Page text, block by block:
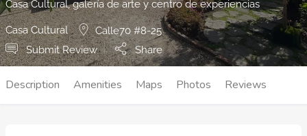
Casa Cultural, galería de arte y centro de experiencias
Casa Cultural
Calle70 #8-25
Submit Review
Share
Description Amenities Maps Photos Reviews